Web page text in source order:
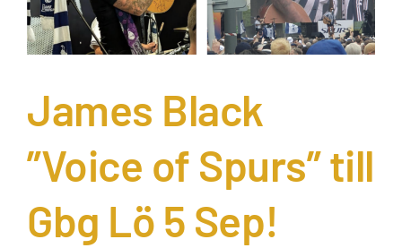
James Black
”Voice of Spurs” till
Gbg Lö 5 Sep!